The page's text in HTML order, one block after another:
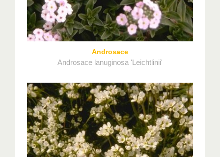
Androsace
Androsace lanuginosa 'Leichtlinii'